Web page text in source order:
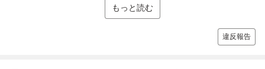
もっと読む
違反報告